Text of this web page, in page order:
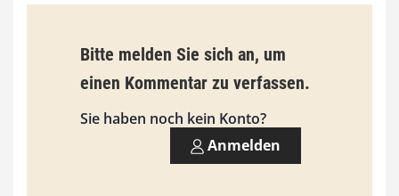
9
3
0
0
Bitte melden Sie sich an, um
einen Kommentar zu verfassen.
Sie haben noch kein Konto?
Anmelden